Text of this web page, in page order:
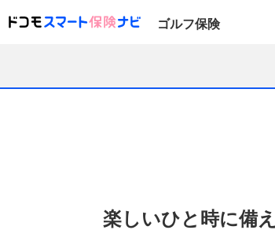
ゴルフ保険
楽しいひと時に備